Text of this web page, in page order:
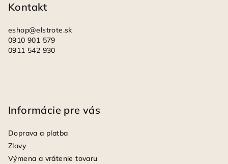
Kontakt
eshop@elstrote.sk
0910 901 579
0911 542 930
Informácie pre vás
Doprava a platba
Zľavy
Výmena a vrátenie tovaru